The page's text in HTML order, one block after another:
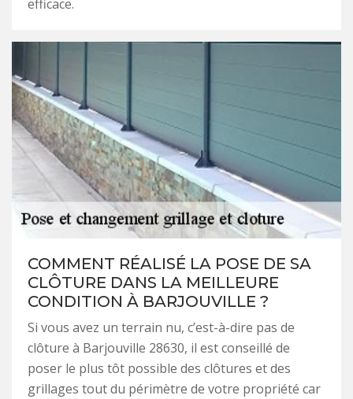
efficace.
COMMENT RÉALISÉ LA POSE DE SA
CLÔTURE DANS LA MEILLEURE
CONDITION À BARJOUVILLE ?
Si vous avez un terrain nu, c’est-à-dire pas de
clôture à Barjouville 28630, il est conseillé de
poser le plus tôt possible des clôtures et des
grillages tout du périmètre de votre propriété car